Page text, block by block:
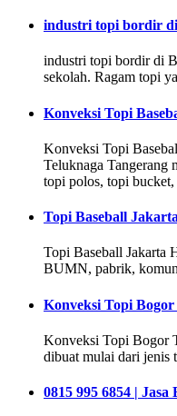
industri topi bordir di
industri topi bordir di
sekolah. Ragam topi
Konveksi Topi
Konveksi Topi
Teluknaga Tangerang
topi polos, topi
Topi Baseball
Topi Baseball Jakarta
BUMN, pabrik,
Konveksi Topi Bogor
Konveksi Topi Bogor
dibuat mulai dari jenis
0815 995 6854 |